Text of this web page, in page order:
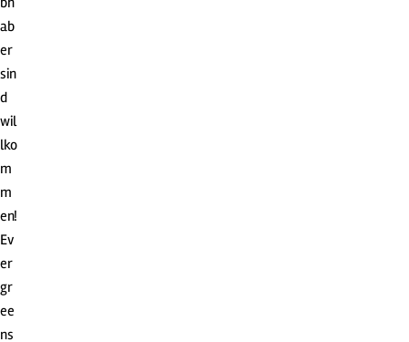
ab
er
sin
d
wil
lko
m
m
en!
Ev
er
gr
ee
ns